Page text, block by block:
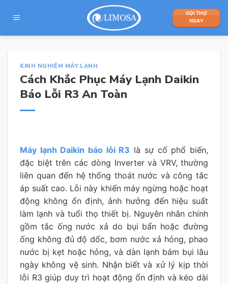
GỌI THỢ
NGAY
KINH NGHIỆM MÁY LẠNH
Cách Khắc Phục Máy Lạnh Daikin
Báo Lỗi R3 An Toàn
Máy lạnh Daikin báo lỗi R3 là sự cố phổ biến,
đặc biệt trên các dòng Inverter và VRV, thường
liên quan đến hệ thống thoát nước và công tắc
áp suất cao. Lỗi này khiến máy ngừng hoặc hoạt
động không ổn định, ảnh hưởng đến hiệu suất
làm lạnh và tuổi thọ thiết bị. Nguyên nhân chính
gồm tắc ống nước xả do bụi bẩn hoặc đường
ống không đủ độ dốc, bơm nước xả hỏng, phao
nước bị kẹt hoặc hỏng, và dàn lạnh bám bụi lâu
ngày không vệ sinh. Nhận biết và xử lý kịp thời
lỗi R3 giúp duy trì hoạt động ổn định và kéo dài